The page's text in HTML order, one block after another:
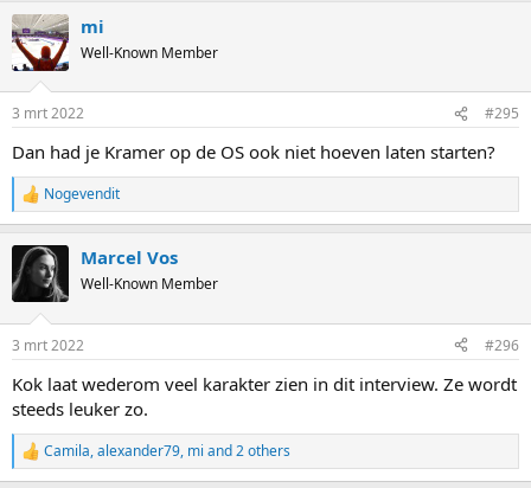
c
t
i
s
mi
Well-Known Member
3 mrt 2022 #295
Dan had je Kramer op de OS ook niet hoeven laten starten?
R
e
c
t
s
Nogevendit
Marcel Vos
Well-Known Member
3 mrt 2022 #296
Kok laat wederom veel karakter zien in dit interview. Ze wordt
steeds leuker zo.
R
e
Camila,alexander79, mi and 2 others